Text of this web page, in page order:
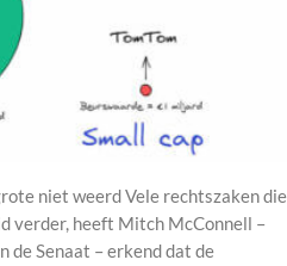
niet weerd Vele rechtszaken die
verder, heeft Mitch McConnell –
de Senaat – erkend dat de